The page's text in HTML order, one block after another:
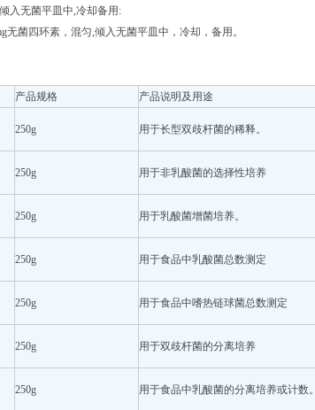
入无菌平皿中,冷却备用:
菌四环素，混匀,倾入无菌平皿中，冷却，备用。
产品规格 产品说明及用途
250g 用于长型双歧杆菌的稀释。
250g 用于非乳酸菌的选择性培养
250g 用于乳酸菌增菌培养。
250g 用于食品中乳酸菌总数测定
250g 用于食品中嗜热链球菌总数测定
250g 用于双歧杆菌的分离培养
250g 用于食品中乳酸菌的分离培养或计数。